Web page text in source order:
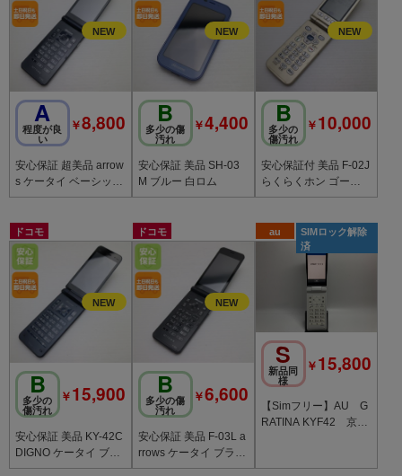
A
程度が良
い
￥8,800
安心保証 超美品 arrow
s ケータイ ベーシック
F-41C ネイビー
B
多少の傷
汚れ
￥4,400
安心保証 美品 SH-03
M ブルー 白ロム
B
多少の
傷汚れ
￥10,000
安心保証付 美品 F-02J
らくらくホン ゴール
ド 中古本体
ドコモ
B
多少の
傷汚れ
￥15,900
安心保証 美品 KY-42C
DIGNO ケータイ ブラ
ック
ドコモ
B
多少の傷
汚れ
￥6,600
安心保証 美品 F-03L a
rrows ケータイ ブラッ
ク 本体 白ロム
au
SIMロック解除
済
S
新品同
様
￥15,800
【Simフリー】AU G
RATINA KYF42 京セ